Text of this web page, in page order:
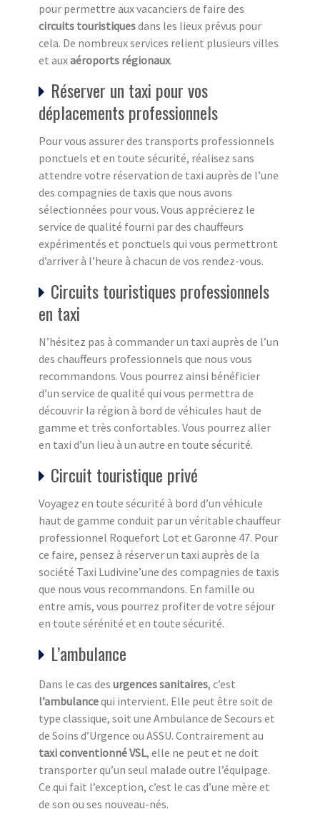
pour permettre aux vacanciers de faire des
circuits touristiquesdans les lieux prévus pour
cela. De nombreux services relient plusieurs villes
et auxaéroports régionaux.
Réserver un taxi pour vos
déplacements professionnels
Pour vous assurer des transports professionnels
ponctuels et en toute sécurité, réalisez sans
attendre votre réservation de taxi auprès de l’une
des compagnies de taxis que nous avons
sélectionnées pour vous. Vous apprécierez le
service de qualité fourni par des chauffeurs
expérimentés et ponctuels qui vous permettront
d’arriver à l’heure à chacun de vos rendez-vous.
Circuits touristiques professionnels
en taxi
N’hésitez pas à commander un taxi auprès de l’un
des chauffeurs professionnels que nous vous
recommandons. Vous pourrez ainsi bénéficier
d’un service de qualité qui vous permettra de
découvrir la région à bord de véhicules haut de
gamme et très confortables. Vous pourrez aller
en taxi d’un lieu à un autre en toute sécurité.
Circuit touristique privé
Voyagez en toute sécurité à bord d’un véhicule
haut de gamme conduit par un véritable chauffeur
professionnel Roquefort Lot et Garonne 47. Pour
ce faire, pensez à réserver un taxi auprès de la
société Taxi Ludivine’une des compagnies de taxis
que nous vous recommandons. En famille ou
entre amis, vous pourrez profiter de votre séjour
en toute sérénité et en toute sécurité.
L’ambulance
Dans le cas des urgences sanitaires, c’est
l’ambulancequi intervient. Elle peut être soit de
type classique, soit une Ambulance de Secours et
de Soins d’Urgence ou ASSU. Contrairement au
taxi conventionné VSL, elle ne peut et ne doit
transporter qu’un seul malade outre l’équipage.
Ce qui fait l’exception, c’est le cas d’une mère et
de son ou ses nouveau-nés.